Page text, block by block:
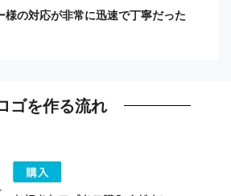
様の対応が非常に迅速で丁寧だった
ゴを作る流れ